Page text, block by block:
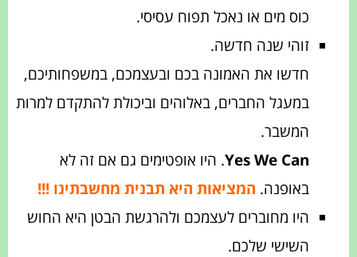
כוס מים או נאכל תפוח עסיסי.
זוהי שנה חדשה.
חדשו את האמונה בכם ובעצמכם, במשפחותיכם,
במעגל החברים, באלוהים וביכולת להתקדם למרות
המשבר.
Yes We Can. היו אופטימים גם אם זה לא
באופנה. המציאות היא תבנית מחשבתינו !!!
היו מחוברים לעצמכם ולהרגשת הבטן היא החוש
השישי שלכם.